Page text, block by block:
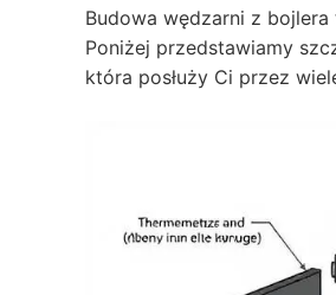
Budowa wędzarni z
Poniżej przedstawiamy
która posłuży Ci przez